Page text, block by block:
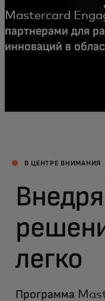
Mastercard
партнерами для
инноваций в
В ЦЕНТРЕ ВНИМАНИЯ
легко
Программа